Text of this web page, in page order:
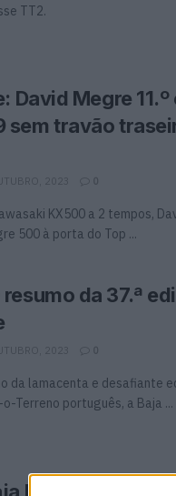
TT2.
David Megre
sem travão
2023 0
KX500 a 2 tempos,
500 à porta do Top ...
da 37.ª
2023 0
da lamacenta e desafiante
Terreno português, a Baja ...